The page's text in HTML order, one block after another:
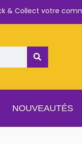
Collect votre
NOUVEAUTÉS